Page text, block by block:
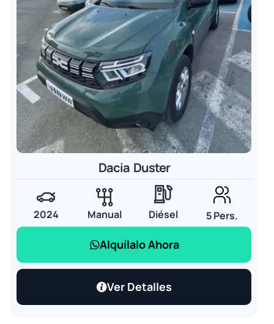
Dacia Duster
2024 Manual Diésel 5 Pers.
Alquílalo Ahora
Ver Detalles